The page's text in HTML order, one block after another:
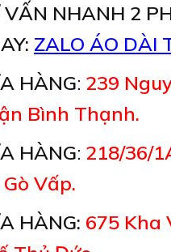
VẤN NHANH 2
ZALO ÁO DÀI
HÀNG: 239
Bình Thạnh.
HÀNG: 218/36/
Gò Vấp.
HÀNG: 675 Kha